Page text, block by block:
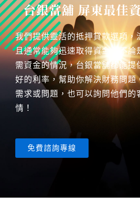
台銀當舖 屏東最佳
我們提供靈活的抵押貸款選項，
且通常能夠迅速取得資金。不論
需資金的情況，台銀當舖都能提
好的利率，幫助你解決財務問題
需求或問題，也可以詢問他們的
情！
免費諮詢專線